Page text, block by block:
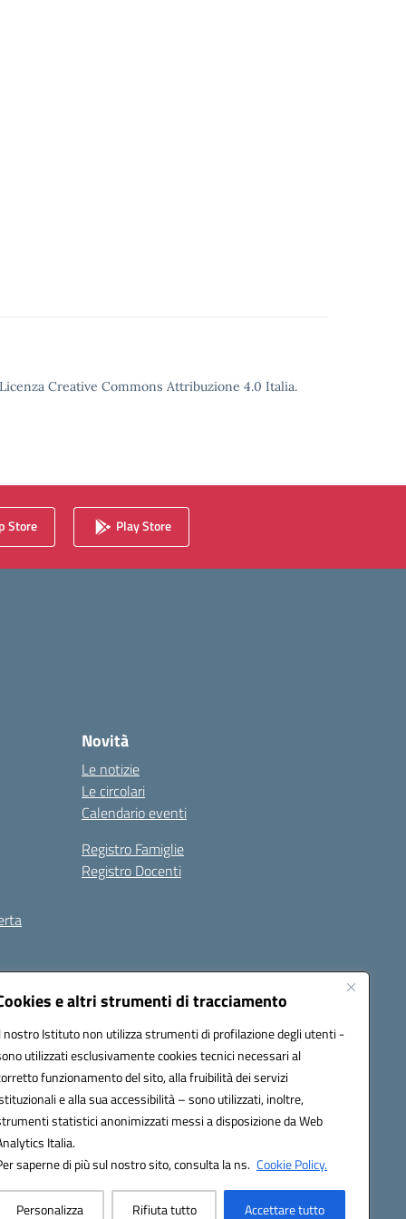
e altri strumenti di tracciamento
nostro Istituto non utilizza strumenti di profilazione degli utenti -
utilizzati esclusivamente cookies tecnici necessari al
funzionamento del sito, alla fruibilità dei servizi
e alla sua accessibilità – sono utilizzati, inoltre,
statistici anonimizzati messi a disposizione da Web
Italia.
saperne di più sul nostro sito, consulta la ns. Cookie Policy.
Personalizza Rifiuta tutto Accettare tutto
Creative Commons Attribuzione 4.0 Italia.
Store Play Store
Novità
Le notizie
Le circolari
Calendario eventi
Registro Famiglie
Registro Docenti
Note legali